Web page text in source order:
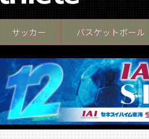
サッカー バスケットボール